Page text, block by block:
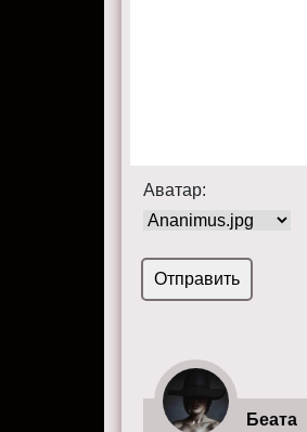
Аватар:
Беата